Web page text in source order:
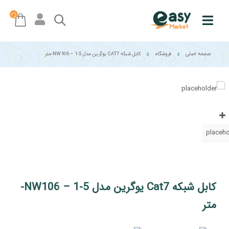
صفحه اصلی فروشگاه کابل شبکه CAT7 یوگرین مدل NW106 – 1-5-متر
کابل شبکه Cat7 یوگرین مدل NW106 – 1-5-
متر